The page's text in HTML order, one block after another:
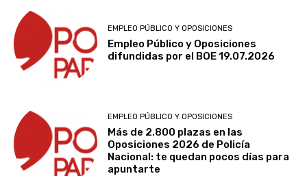
EMPLEO PÚBLICO Y OPOSICIONES
Empleo Público y Oposiciones
difundidas por el BOE 19.07.2026
EMPLEO PÚBLICO Y OPOSICIONES
Más de 2.800 plazas en las
Oposiciones 2026 de Policía
Nacional: te quedan pocos días para
apuntarte